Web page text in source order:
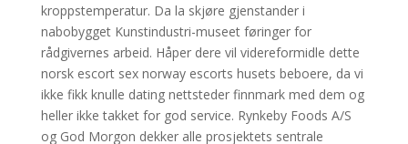
kroppstemperatur. Da la skjøre gjenstander i
nabobygget Kunstindustri-museet føringer for
rådgivernes arbeid. Håper dere vil videreformidle dette
norsk escort sex norway escorts husets beboere, da vi
ikke fikk knulle dating nettsteder finnmark med dem og
heller ikke takket for god service. Rynkeby Foods A/S
og God Morgon dekker alle prosjektets sentrale